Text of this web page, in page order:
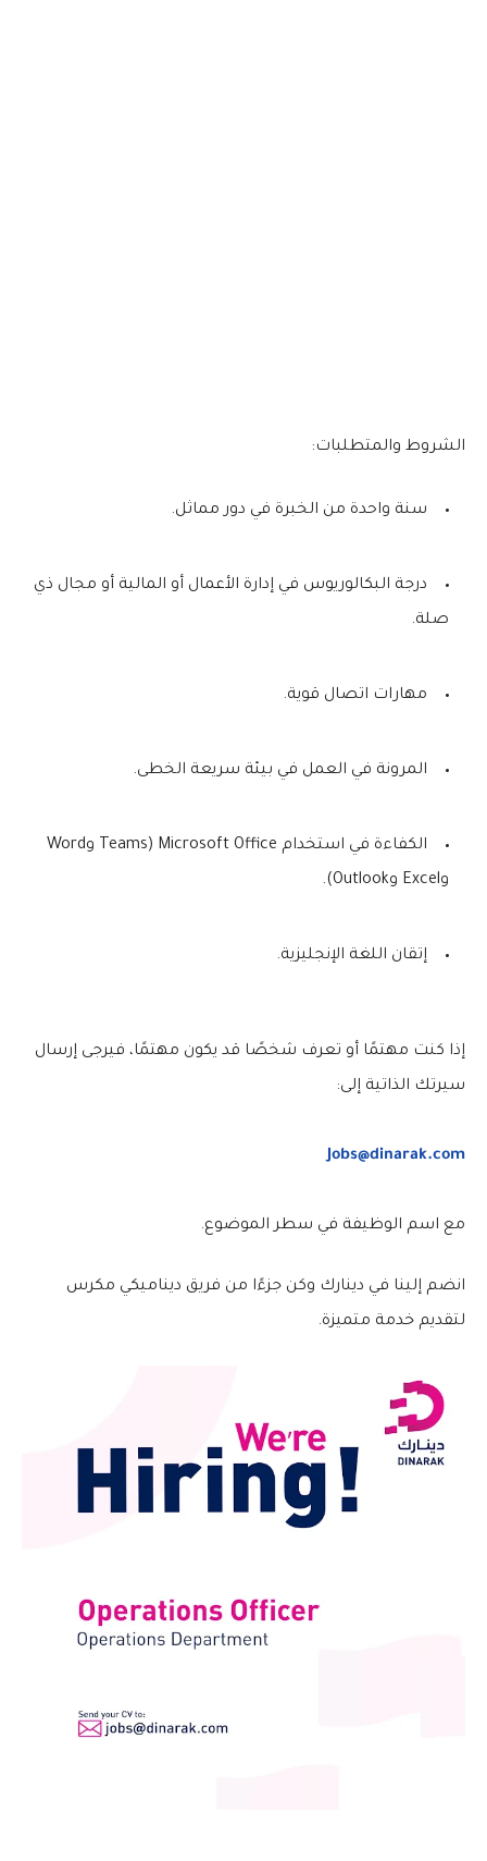
الشروط والمتطلبات:
سنة واحدة من الخبرة في دور مماثل.
درجة البكالوريوس في إدارة الأعمال أو المالية أو مجال ذي
صلة.
مهارات اتصال قوية.
المرونة في العمل في بيئة سريعة الخطى.
الكفاءة في استخدام Microsoft Office (Teams وWord
وExcel وOutlook).
إتقان اللغة الإنجليزية.
إذا كنت مهتمًا أو تعرف شخصًا قد يكون مهتمًا، فيرجى إرسال
سيرتك الذاتية إلى:
Jobs@dinarak.com
مع اسم الوظيفة في سطر الموضوع.
انضم إلينا في دينارك وكن جزءًا من فريق ديناميكي مكرس
لتقديم خدمة متميزة.